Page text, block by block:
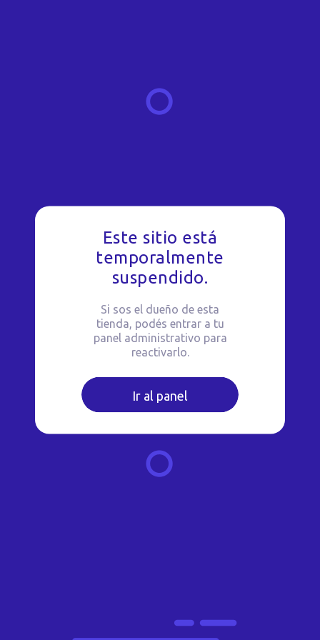
Este sitio está
temporalmente
suspendido.
Si sos el dueño de esta
tienda, podés entrar a tu
panel administrativo para
reactivarlo.
Ir al panel